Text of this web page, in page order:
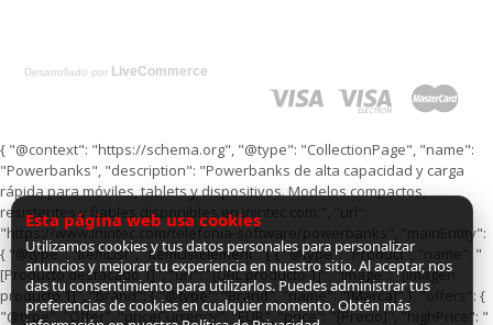
Desarrollado por LiveCommerce
{ "@context": "https://schema.org", "@type": "CollectionPage", "name":
"Powerbanks", "description": "Powerbanks de alta capacidad y carga
rápida para móviles, tablets y dispositivos. Modelos compactos,
resistentes y fiables disponibles en inintec.com.", "url":
"https://www.inintec.com/telefonia-software/powerbanks", "mainEntity":
{ "@type": "ItemList", "itemListElement": [ { "@type": "Product", "name": "
[Producto destacado 1]", "url": "[URL producto 1]", "image": "[Imagen
producto 1]", "brand": { "@type": "Brand", "name": "[Marca]" }, "offers": {
"@type": "Offer", "priceCurrency": "EUR", "price": "[Precio]", "highPrice": "
Esta página web usa cookies
Utilizamos cookies y tus datos personales para personalizar
anuncios y mejorar tu experiencia en nuestro sitio. Al aceptar, nos
das tu consentimiento para utilizarlos. Puedes administrar tus
preferencias de cookies en cualquier momento. Obtén más